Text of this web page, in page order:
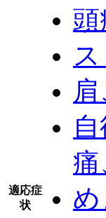
適応症
状
頭
肩